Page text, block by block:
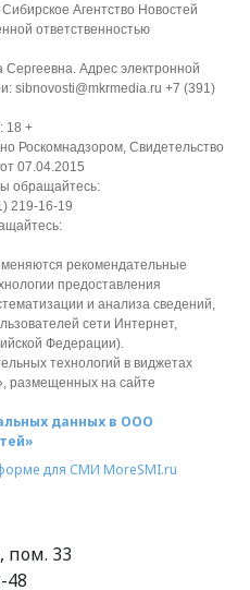
Агентство Новостей
ответственностью
Адрес электронной
sibnovosti@mkrmedia.ru +7 (391)
18 +
Роскомнадзором, Свидетельство
07.04.2015
обращайтесь:
219-16-19
рекомендательные
предоставления
и анализа сведений,
сети Интернет,
Федерации).
технологий в виджетах
размещенных на сайте
данных в ООО
для СМИ MoreSMI.ru
пом. 33
48